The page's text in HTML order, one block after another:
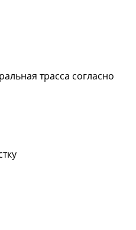
трасса согласно